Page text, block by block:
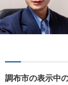
調布市の表示中